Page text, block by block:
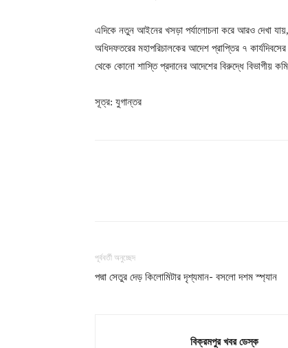
এদিকে নতুন আইনের খসড়া পর্যালোচনা করে আরও দেখা
অধিদফতরের মহাপরিচালকের আদেশ প্রাপ্তির ৭
থেকে কোনো শাস্তি প্রদানের আদেশের বিরুদ্ধে বিভাগীয়
সূত্র: যুগান্তর
পূর্ববর্তী অনুচ্ছেদ
পদ্মা সেতুর দেড় কিলোমিটার দৃশ্যমান- বসলো দশম স্প্যান
বিক্রমপুর খবর ডেস্ক